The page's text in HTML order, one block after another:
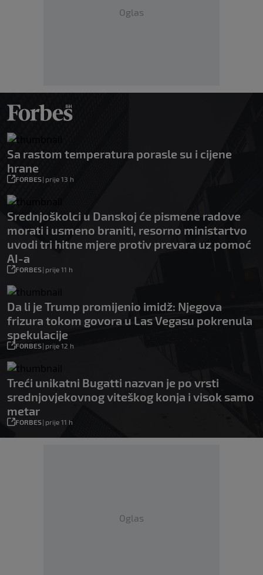
Oglas
Sa rastom temperatura porasle su i cijene
hrane
FORBES| prije 13 h
Srednjoškolci u Danskoj će pismene radove
morati i usmeno braniti, resorno ministartvo
uvodi tri hitne mjere protiv prevara uz pomoć
AI-a
FORBES| prije 11 h
Da li je Trump promijenio imidž: Njegova
frizura tokom govora u Las Vegasu pokrenula
spekulacije
FORBES| prije 12 h
Treći unikatni Bugatti nazvan je po vrsti
srednjovjekovnog viteškog konja i visok samo
metar
FORBES| prije 11 h
Oglas